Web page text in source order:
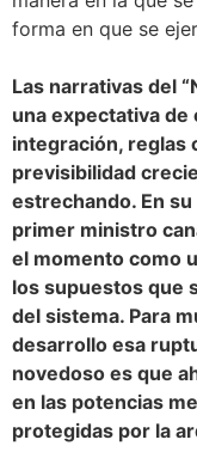
forma en que se
Las narrativas del
una expectativa
integración, reglas
previsibilidad
estrechando. En
primer ministro
el momento como
los supuestos que
del sistema. Para
desarrollo esa
novedoso es que
en las potencias
protegidas por la